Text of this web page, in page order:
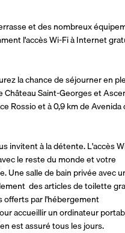
et des nombreux
l'accès Wi-Fi à Internet
la chance de séjourner en
Château Saint-Georges et
Rossio et à 0,9 km de Avenida
invitent à la détente. L'accès
le reste du monde et votre
Une salle de bain privée avec
des articles de toilette
offerts par l'hébergement
accueillir un ordinateur
est assuré tous les jours.